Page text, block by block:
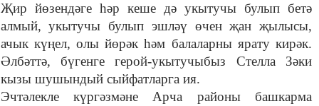
Җир йөзендәге һәр кеше дә укытучы булып бетә
алмый, укытучы булып эшләү өчен җан җылысы,
ачык күңел, олы йөрәк һәм балаларны ярату кирәк.
Әлбәттә, бүгенге герой-укытучыбыз Стелла Зәки
кызы шушындый сыйфатларга ия.
Эчтәлекле күргәзмәне Арча районы башкарма